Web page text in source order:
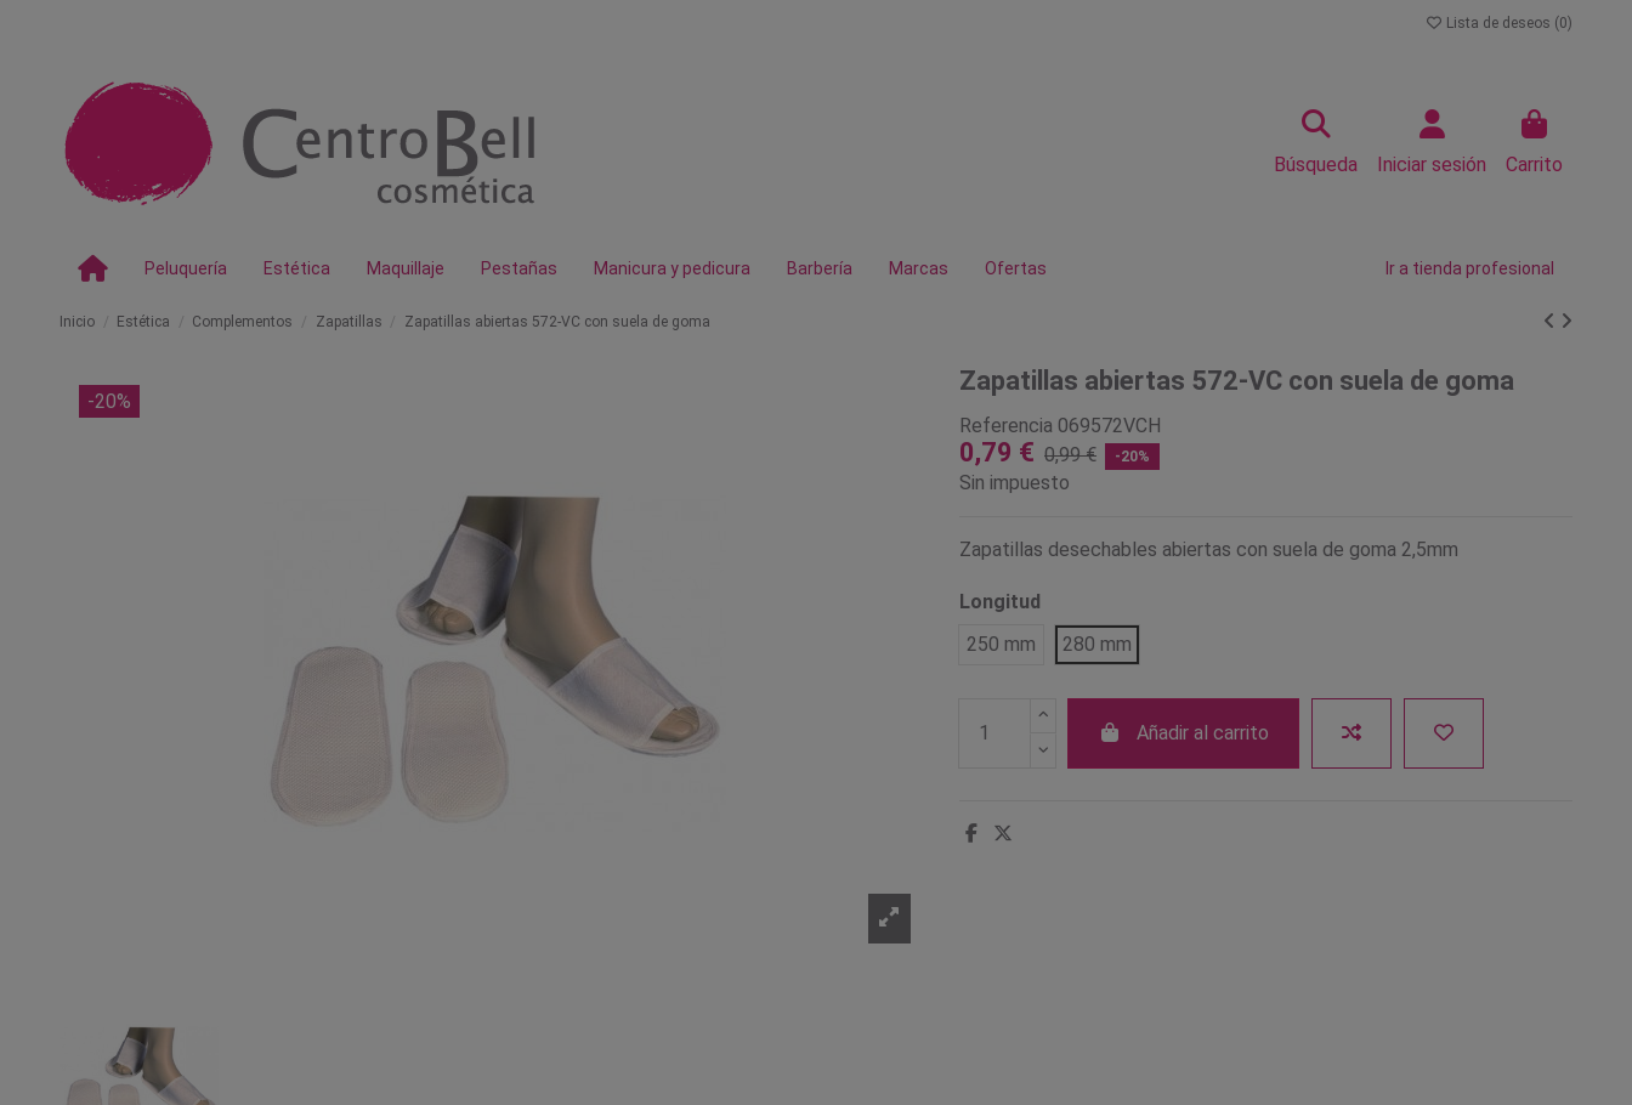
Lista de deseos (0)
Búsqueda Iniciar sesión Carrito
Peluquería Estética Maquillaje Pestañas Manicura y pedicura Barbería Marcas Ofertas Ir a tienda profesional
Inicio Estética Complementos Zapatillas Zapatillas abiertas 572-VC con suela de goma
-20%
Zapatillas abiertas 572-VC con suela de goma
Referencia 069572VCH
0,79 € 0,99 € -20%
Sin impuesto
Zapatillas desechables abiertas con suela de goma 2,5mm
Longitud
250 mm
280 mm
Añadir al carrito